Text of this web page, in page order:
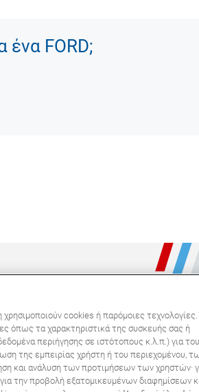
ένα FORD;
cookies ή παρόμοιες τεχνολογίες.
όπως τα χαρακτηριστικά της συσκευής σας ή
περιήγησης σε ιστότοπους κ.λ.π.) για
της εμπειρίας χρήστη ή του περιεχομένου,
και ανάλυση των προτιμήσεων των χρηστών·
την προβολή εξατομικευμένων διαφημίσεων